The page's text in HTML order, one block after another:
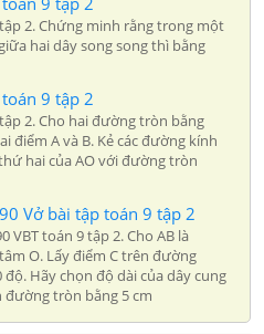
2. Chứng minh rằng trong một
hai dây song song thì bằng
9 tập 2
2. Cho hai đường tròn bằng
điểm A và B. Kẻ các đường kính
thứ hai của AO với đường tròn
Vở bài tập toán 9 tập 2
VBT toán 9 tập 2. Cho AB là
O. Lấy điểm C trên đường
độ. Hãy chọn độ dài của dây cung
đường tròn bằng 5 cm